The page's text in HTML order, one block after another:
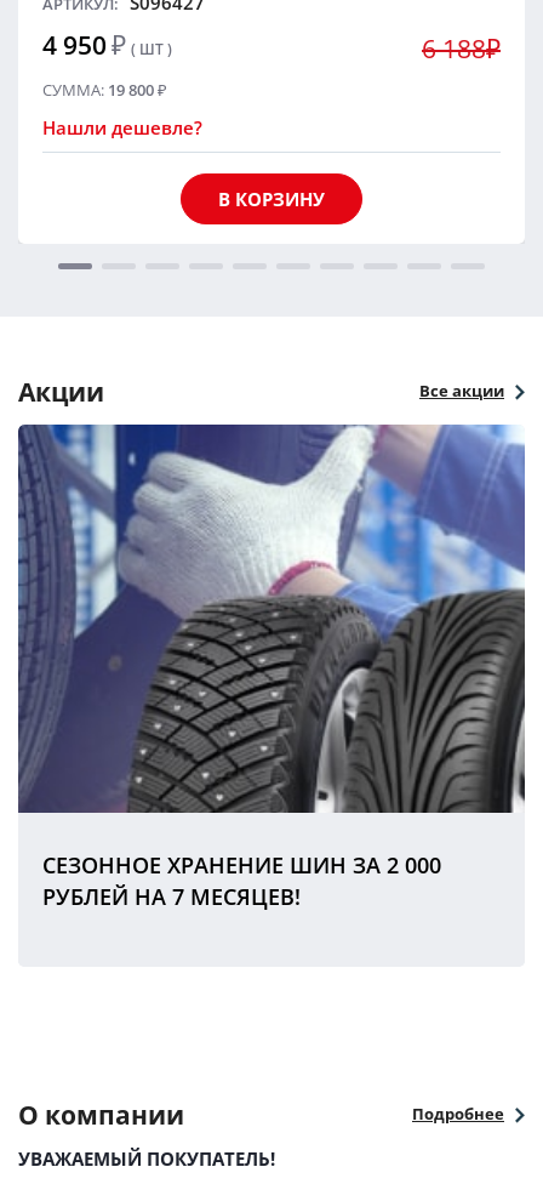
4 950₽ ( ШТ ) 6 188₽
СУММА: 19 800₽
Нашли дешевле?
В КОРЗИНУ
Акции Все акции
СЕЗОННОЕ ХРАНЕНИЕ ШИН ЗА 2 000
РУБЛЕЙ НА 7 МЕСЯЦЕВ!
О компании Подробнее
УВАЖАЕМЫЙ ПОКУПАТЕЛЬ!